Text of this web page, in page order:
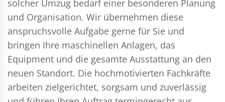
solcher Umzug bedarf einer besonderen Planung
und Organisation. Wir übernehmen diese
anspruchsvolle Aufgabe gerne für Sie und
bringen Ihre maschinellen Anlagen, das
Equipment und die gesamte Ausstattung an den
neuen Standort. Die hochmotivierten Fachkräfte
arbeiten zielgerichtet, sorgsam und zuverlässig